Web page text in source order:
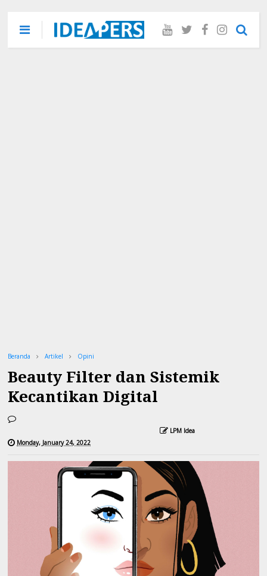
Beranda Artikel Opini
Beauty Filter dan Sistemik
Kecantikan Digital
LPM Idea
Monday, January 24, 2022